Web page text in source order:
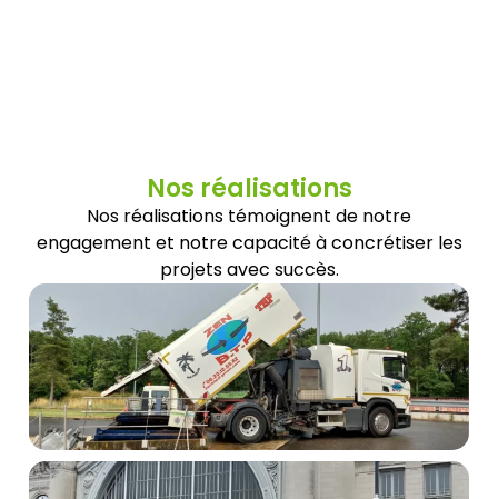
Nos réalisations
Nos réalisations témoignent de notre
engagement et notre capacité à concrétiser les
projets avec succès.